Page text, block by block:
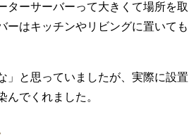
ターサーバーって大きくて場所を取
ーはキッチンやリビングに置いても
」と思っていましたが、実際に設置
でくれました。